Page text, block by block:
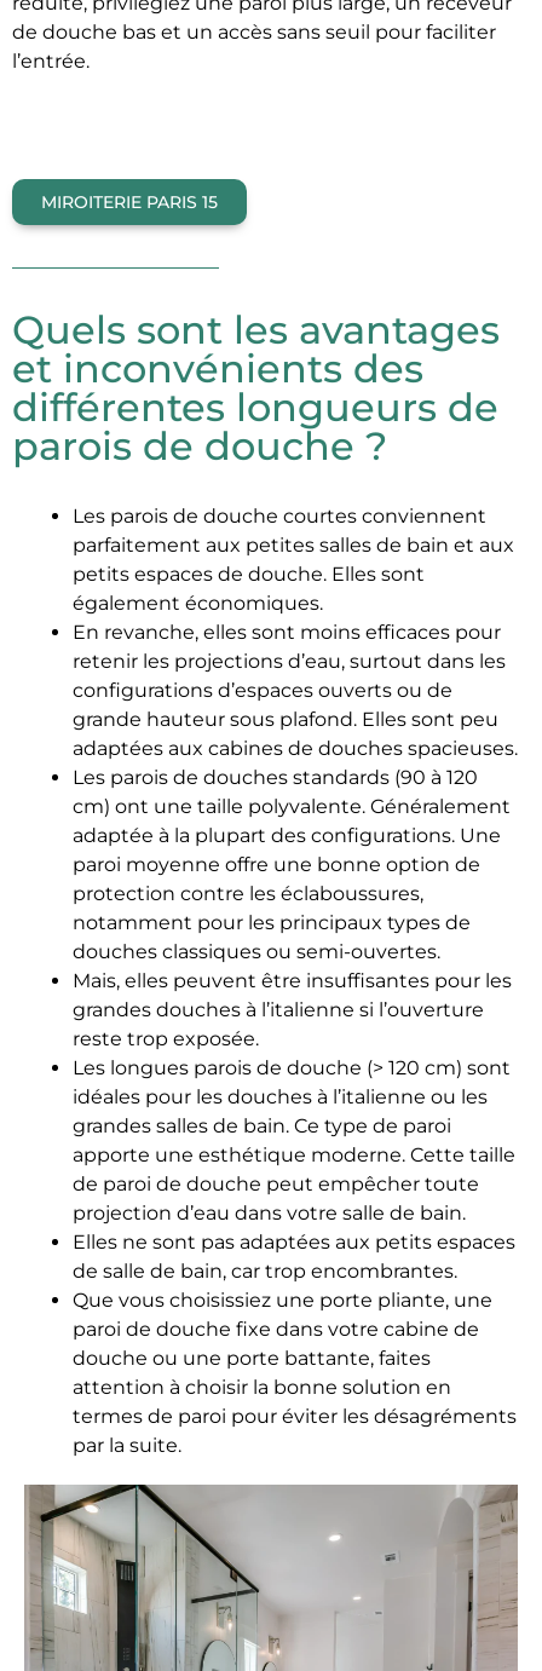
de douche bas et un accès sans seuil pour faciliter
l’entrée.
MIROITERIE PARIS 15
Quels sont les avantages
et inconvénients des
différentes longueurs de
parois de douche ?
Les parois de douche courtes conviennent
parfaitement aux petites salles de bain et aux
petits espaces de douche. Elles sont
également économiques.
En revanche, elles sont moins efficaces pour
retenir les projections d’eau, surtout dans les
configurations d’espaces ouverts ou de
grande hauteur sous plafond. Elles sont peu
adaptées aux cabines de douches spacieuses.
Les parois de douches standards (90 à 120
cm) ont une taille polyvalente. Généralement
adaptée à la plupart des configurations. Une
paroi moyenne offre une bonne option de
protection contre les éclaboussures,
notamment pour les principaux types de
douches classiques ou semi-ouvertes.
Mais, elles peuvent être insuffisantes pour les
grandes douches à l’italienne si l’ouverture
reste trop exposée.
Les longues parois de douche (> 120 cm) sont
idéales pour les douches à l’italienne ou les
grandes salles de bain. Ce type de paroi
apporte une esthétique moderne. Cette taille
de paroi de douche peut empêcher toute
projection d’eau dans votre salle de bain.
Elles ne sont pas adaptées aux petits espaces
de salle de bain, car trop encombrantes.
Que vous choisissiez une porte pliante, une
paroi de douche fixe dans votre cabine de
douche ou une porte battante, faites
attention à choisir la bonne solution en
termes de paroi pour éviter les désagréments
par la suite.